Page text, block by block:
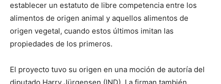
establecer un estatuto de libre competencia entre los
alimentos de origen animal y aquellos alimentos de
origen vegetal, cuando estos últimos imitan las
propiedades de los primeros.
El proyecto tuvo su origen en una moción de autoría del